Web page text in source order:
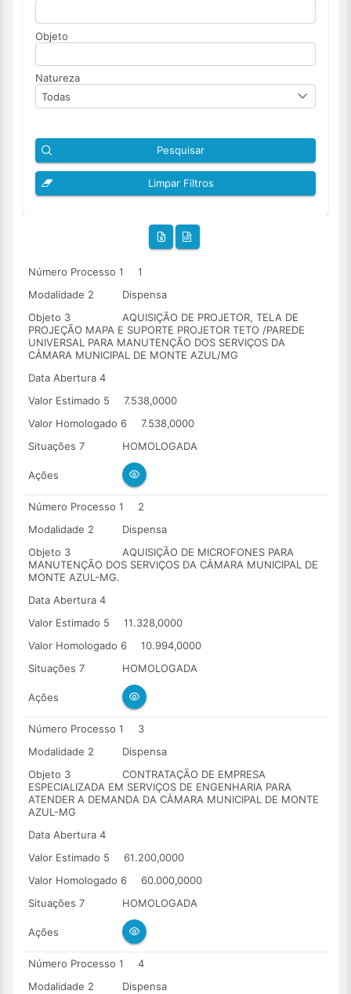
Objeto
Natureza
Todas
Pesquisar
Limpar Filtros
Número Processo 1
1
Modalidade 2
Dispensa
Objeto 3
AQUISIÇÃO DE PROJETOR, TELA DE
PROJEÇÃO MAPA E SUPORTE PROJETOR TETO /PAREDE
UNIVERSAL PARA MANUTENÇÃO DOS SERVIÇOS DA
CÂMARA MUNICIPAL DE MONTE AZUL/MG
Data Abertura 4
Valor Estimado 5
7.538,0000
Valor Homologado 6
7.538,0000
Situações 7
HOMOLOGADA
Ações
Número Processo 1
2
Modalidade 2
Dispensa
Objeto 3
AQUISIÇÃO DE MICROFONES PARA
MANUTENÇÃO DOS SERVIÇOS DA CÂMARA MUNICIPAL DE
MONTE AZUL-MG.
Data Abertura 4
Valor Estimado 5
11.328,0000
Valor Homologado 6
10.994,0000
Situações 7
HOMOLOGADA
Ações
Número Processo 1
3
Modalidade 2
Dispensa
Objeto 3
CONTRATAÇÃO DE EMPRESA
ESPECIALIZADA EM SERVIÇOS DE ENGENHARIA PARA
ATENDER A DEMANDA DA CÂMARA MUNICIPAL DE MONTE
AZUL-MG
Data Abertura 4
Valor Estimado 5
61.200,0000
Valor Homologado 6
60.000,0000
Situações 7
HOMOLOGADA
Ações
Número Processo 1
4
Modalidade 2
Dispensa